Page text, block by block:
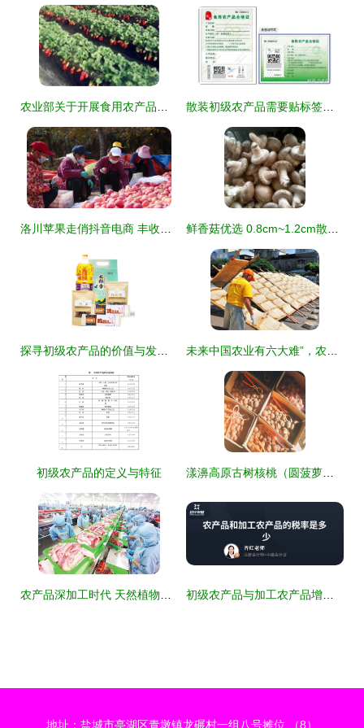
初级农产品的定义与特征
地址：盐城市亭湖区青墩镇龙碾村一组八号摊位 （8）